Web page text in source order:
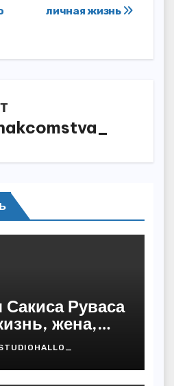
личная жизнь
Руваса
жена,
моменты в
певца